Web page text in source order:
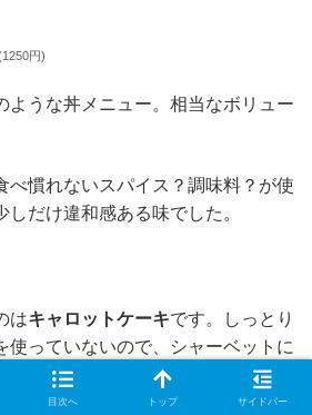
円)
ような丼メニュー。相当なボリュー
べ慣れないスパイス？調味料？が使
だけ違和感ある味でした。
はキャロットケーキです。しっとり
使っていないので、シャーベットに
を使っているのかな？
目次へ トップ サイドバー